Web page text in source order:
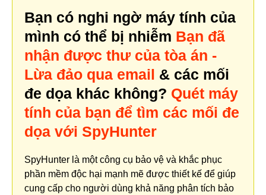
Bạn có nghi ngờ máy tính của
mình có thể bị nhiễm Bạn đã
nhận được thư của tòa án -
Lừa đảo qua email & các mối
đe dọa khác không? Quét máy
tính của bạn để tìm các mối đe
dọa với SpyHunter
SpyHunter là một công cụ bảo vệ và khắc phục
phần mềm độc hại mạnh mẽ được thiết kế để giúp
cung cấp cho người dùng khả năng phân tích bảo